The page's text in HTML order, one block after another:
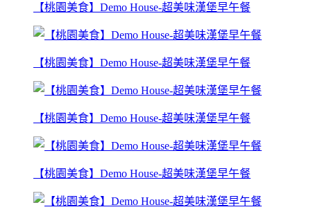
【桃園美食】Demo House-超美味漢堡早午餐
【桃園美食】Demo House-超美味漢堡早午餐
【桃園美食】Demo House-超美味漢堡早午餐
【桃園美食】Demo House-超美味漢堡早午餐